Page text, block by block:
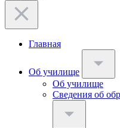
Главная
Об училище
Об училище
Сведения об